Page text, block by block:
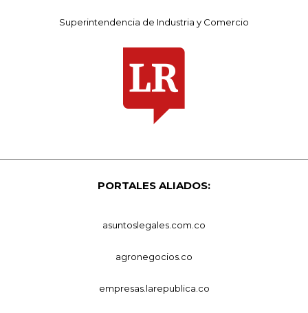
Superintendencia de Industria y Comercio
PORTALES ALIADOS:
asuntoslegales.com.co
agronegocios.co
empresas.larepublica.co